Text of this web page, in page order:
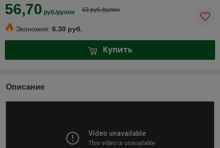
56,70 руб./рулон 63 руб./рулон
Экономия: 6.30 руб.
Купить
Описание